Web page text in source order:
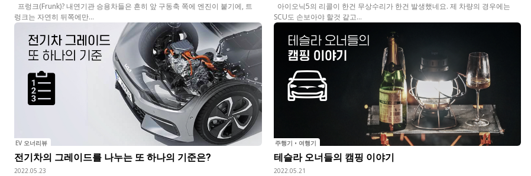
프렁크(Frunk)? 내연기관 승용차들은 흔히 앞 구동축 쪽에 엔진이 붙기에, 트
렁크는 자연히 뒤쪽에만...
SCU도 손보아야 할것 같고...
EV 오너리뷰
전기차의 그레이드를 나누는 또 하나의 기준은?
2022.05.23
주행기 • 여행기
테슬라 오너들의 캠핑 이야기
2022.05.21